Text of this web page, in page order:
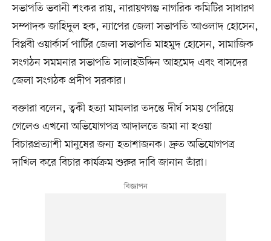
সভাপতি ভবানী শংকর রায়, নারায়ণগঞ্জ নাগরিক কমিটির সাধারণ
সম্পাদক জাহিদুল হক, ন্যাপের জেলা সভাপতি আওলাদ হোসেন,
বিপ্লবী ওয়ার্কার্স পার্টির জেলা সভাপতি মাহমুদ হোসেন, সামাজিক
সংগঠন সমমনার সভাপতি সালাহউদ্দিন আহমেদ এবং বাসদের
জেলা সংগঠক প্রদীপ সরকার।
বক্তারা বলেন, ত্বকী হত্যা মামলার তদন্তে দীর্ঘ সময় পেরিয়ে
গেলেও এখনো অভিযোগপত্র আদালতে জমা না হওয়া
বিচারপ্রত্যাশী মানুষের জন্য হতাশাজনক। দ্রুত অভিযোগপত্র
দাখিল করে বিচার কার্যক্রম শুরুর দাবি জানান তাঁরা।